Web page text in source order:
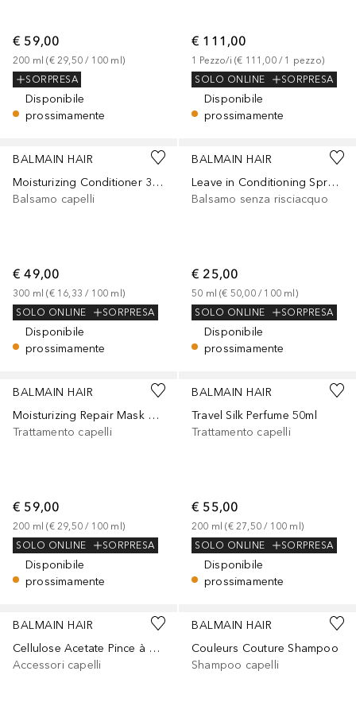
€ 59,00
200 ml (€ 29,50 / 100 ml)
SORPRESA
Disponibile
prossimamente
€ 111,00
1 Pezzo/i (€ 111,00 / 1 pezzo)
SOLO ONLINE
SORPRESA
Disponibile
prossimamente
BALMAIN HAIR
Moisturizing Conditioner 300ml New Formula
Balsamo capelli
€ 49,00
300 ml (€ 16,33 / 100 ml)
SOLO ONLINE
SORPRESA
Disponibile
prossimamente
BALMAIN HAIR
Leave in Conditioning Spray 50ml
Balsamo senza risciacquo
€ 25,00
50 ml (€ 50,00 / 100 ml)
SOLO ONLINE
SORPRESA
Disponibile
prossimamente
BALMAIN HAIR
Moisturizing Repair Mask 200ml
Trattamento capelli
€ 59,00
200 ml (€ 29,50 / 100 ml)
SOLO ONLINE
SORPRESA
Disponibile
prossimamente
BALMAIN HAIR
Travel Silk Perfume 50ml
Trattamento capelli
€ 55,00
200 ml (€ 27,50 / 100 ml)
SOLO ONLINE
SORPRESA
Disponibile
prossimamente
BALMAIN HAIR
Cellulose Acetate Pince à cheveux Small White
Accessori capelli
BALMAIN HAIR
Couleurs Couture Shampoo
Shampoo capelli